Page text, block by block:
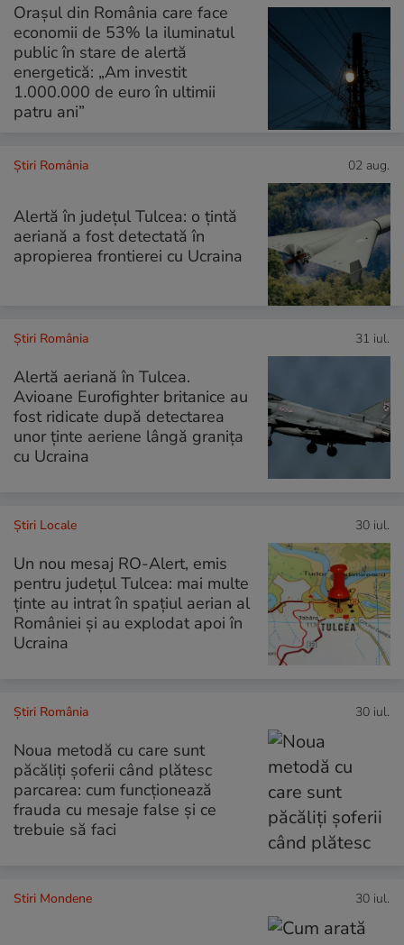
Orașul din România care face
economii de 53% la iluminatul
public în stare de alertă
energetică: „Am investit
1.000.000 de euro în ultimii
patru ani”
Știri România 02 aug.
Alertă în județul Tulcea: o țintă
aeriană a fost detectată în
apropierea frontierei cu Ucraina
Știri România 31 iul.
Alertă aeriană în Tulcea.
Avioane Eurofighter britanice au
fost ridicate după detectarea
unor ținte aeriene lângă granița
cu Ucraina
Știri Locale 30 iul.
Un nou mesaj RO-Alert, emis
pentru județul Tulcea: mai multe
ținte au intrat în spațiul aerian al
României și au explodat apoi în
Ucraina
Știri România 30 iul.
Noua metodă cu care sunt
păcăliți șoferii când plătesc
parcarea: cum funcționează
frauda cu mesaje false și ce
trebuie să faci
Stiri Mondene 30 iul.